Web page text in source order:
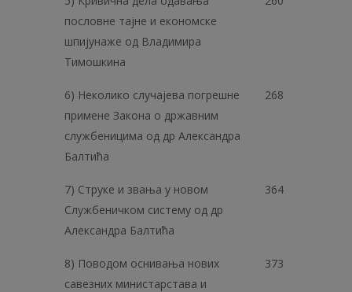
пословне тајне и економске
шпијунаже од Владимира
Тимошкина
6) Неколико случајева погрешне
примене Закона о државним
службеницима од др Александра
Балтића
268
7) Струке и звања у новом
Службеничком систему од др
Александра Балтића
364
8) Поводом оснивања нових
савезних министарстава и
373